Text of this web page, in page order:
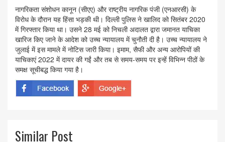
नागरिकता संशोधन कानून (सीएए) और राष्ट्रीय नागरिक पंजी (एनआरसी) के
विरोध के दौरान यह हिंसा भड़की थी। दिल्ली पुलिस ने खालिद को सितंबर 2020
में गिरफ्तार किया था। उसने 28 मई को निचली अदालत द्वारा जमानत याचिका
खारिज किए जाने के आदेश को उच्च न्यायालय में चुनौती दी है। उच्च न्यायालय ने
जुलाई में इस मामले में नोटिस जारी किया। इमाम, सैफी और अन्य आरोपियों की
याचिकाएं 2022 में दायर की गईं और तब से समय-समय पर इन्हें विभिन्न पीठों के
समक्ष सूचीबद्ध किया गया है।
Similar Post